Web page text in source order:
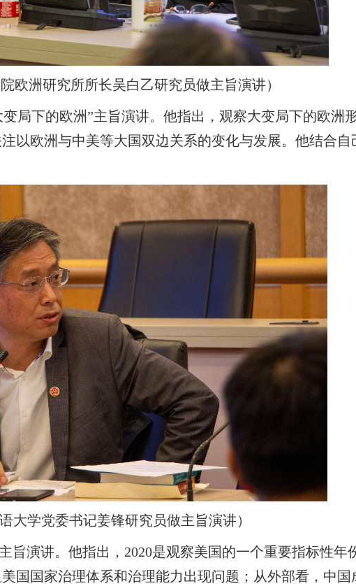
欧洲研究所所长吴白乙研究员做主旨演讲）
局下的欧洲”主旨演讲。他指出，观察大变局下的欧洲
以欧洲与中美等大国双边关系的变化与发展。他结合
大学党委书记姜锋研究员做主旨演讲）
旨演讲。他指出， 2020是观察美国的一个重要指标性年
国国家治理体系和治理能力出现问题；从外部看，中